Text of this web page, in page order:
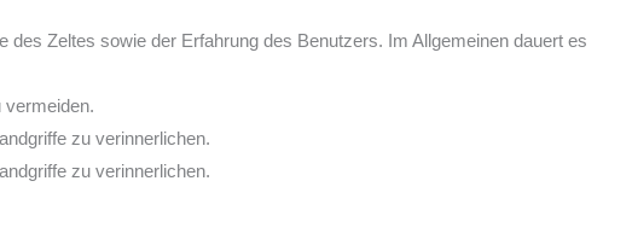
Zeltes sowie der Erfahrung des Benutzers. Im Allgemeinen dauert es
vermeiden.
zu verinnerlichen.
zu verinnerlichen.